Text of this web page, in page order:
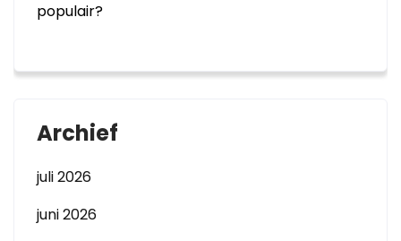
populair?
Archief
juli 2026
juni 2026